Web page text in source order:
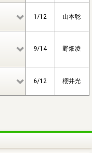
1/12 山本聡
9/14 野畑凌
6/12 櫻井光